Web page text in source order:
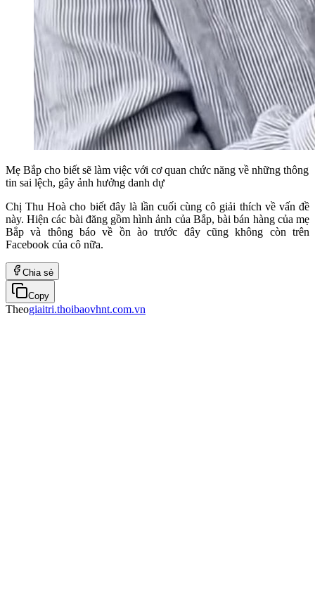
Mẹ Bắp cho biết sẽ làm việc với cơ quan chức năng về những thông
tin sai lệch, gây ảnh hưởng danh dự
Chị Thu Hoà cho biết đây là lần cuối cùng cô giải thích về vấn đề
này. Hiện các bài đăng gồm hình ảnh của Bắp, bài bán hàng của mẹ
Bắp và thông báo về ồn ào trước đây cũng không còn trên
Facebook của cô nữa.
Chia sẻ
Copy
Theogiaitri.thoibaovhnt.com.vn